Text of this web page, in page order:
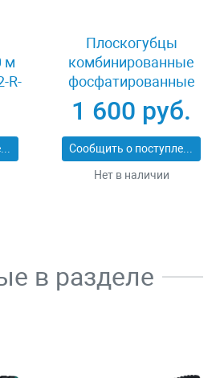
м
R-
Сообщить о поступлении
Плоскогубцы
комбинированные
фосфатированные
160 мм Knipex KN-
0301160SB
1 600 руб.
Сообщить о поступлении
Нет в наличии
в разделе